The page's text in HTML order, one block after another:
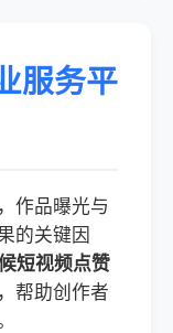
服务平
作品曝光与
的关键因
短视频点赞
帮助创作者